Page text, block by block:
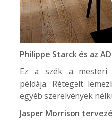
Philippe Starck és az
Ez a szék a mesteri
példája. Rétegelt
egyéb szerelvények
Jasper Morrison